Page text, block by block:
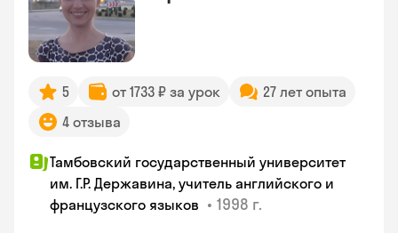
5 от 1733 ₽ за урок
27 лет опыта
4 отзыва
Тамбовский государственный университет
им. Г.Р. Державина, учитель английского и
французского языков • 1998 г.